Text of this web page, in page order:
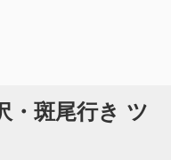
・斑尾行き ツ